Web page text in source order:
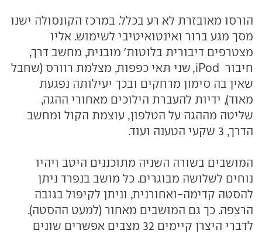
הורסו מאובזרת לא רע בכלל. במרכז הקונסולה ישנו
מסך מגע ברור ואינטואיטיבי לשימוש. אליו
מצטרפים דיבורית בלוטות' מובנית, מחשב דרך,
חיבור iPod, שני תאי כפפות, מצלמת רוורס (שחבל
שאין בה סימון מרחקים ובכך יעילותה נפגעת
מאוד), ידיות להעברת הילוכים מאחורי ההגה,
שליטה מההגה על הטלפון, עוצמת הקול ומחשב
הדרך, 3 שקעי הטענה ועוד.
המושבים בשורה השניה מתוכננים היטב ויהיו
נוחים לשלושה מבוגרים. כל מושב בנפרד ניתן
להסטה קדימה-ואחורנית, וניתן לקיפול בגובה
הרצפה. כך גם המושבים מאחור (למעט ההסטה).
לדברי היצרן קיימים 32 מצבים אפשרים שונים